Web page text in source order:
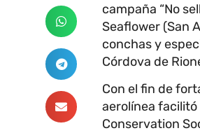
campaña “No
Seaflower (San
conchas y
Córdova de
Con el fin de
aerolínea
Conservation